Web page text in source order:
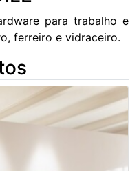
para trabalho e
ferreiro e vidraceiro.